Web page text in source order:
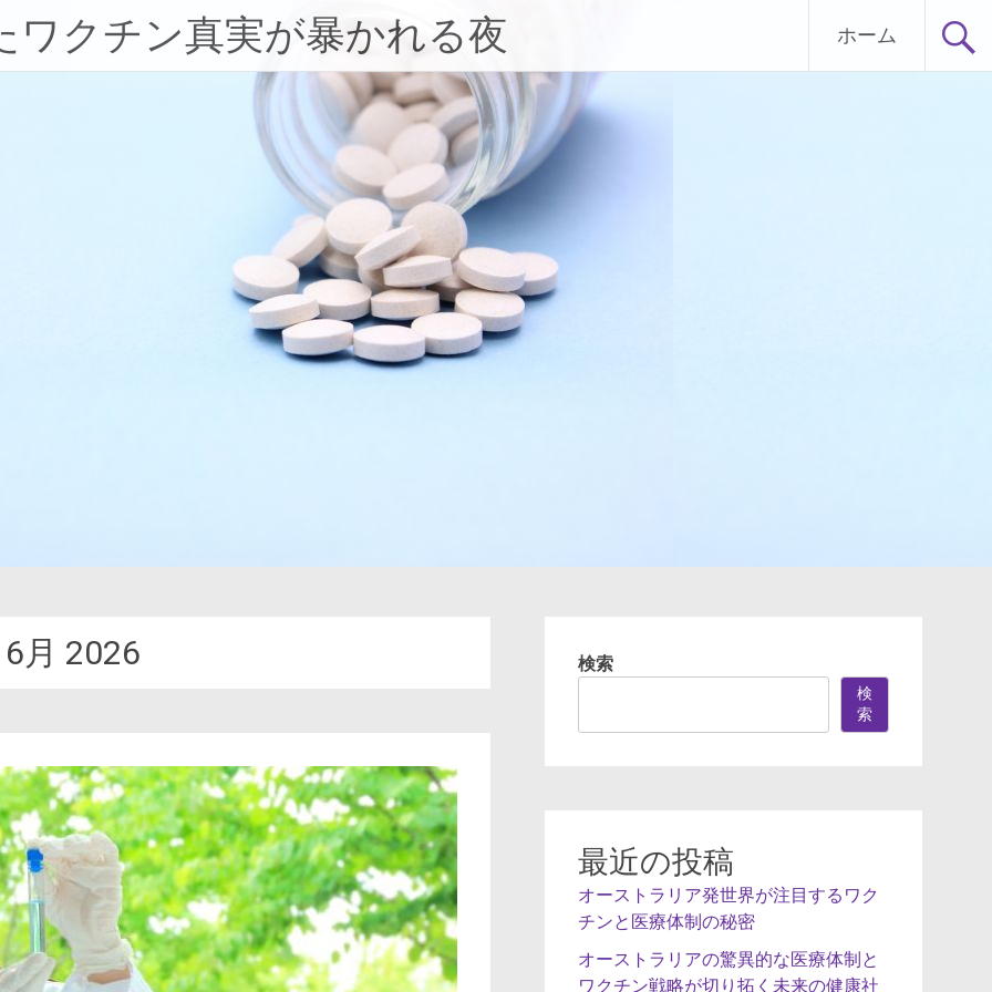
クチン真実が暴かれる夜 ホーム
6月 2026 検索
検
索
最近の投稿
オーストラリア発世界が注目するワク
チンと医療体制の秘密
オーストラリアの驚異的な医療体制と
ワクチン戦略が切り拓く未来の健康社